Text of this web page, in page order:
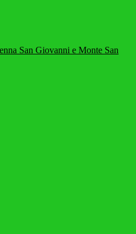
San Giovanni e Monte San